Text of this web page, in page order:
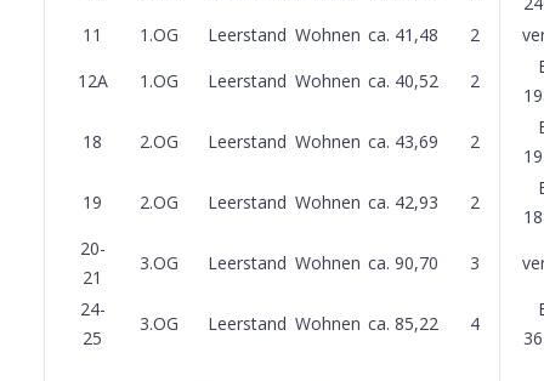
11
1.OG Leerstand Wohnen ca. 41,48 2
12A
1.OG Leerstand Wohnen ca. 40,52 2
18
2.OG Leerstand Wohnen ca. 43,69 2
19
2.OG Leerstand Wohnen ca. 42,93 2
20-
21
3.OG Leerstand Wohnen ca. 90,70 3
24-
25
3.OG Leerstand Wohnen ca. 85,22 4